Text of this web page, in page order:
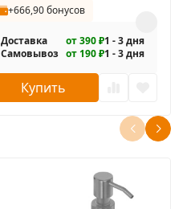
+666,90 бонусов
Доставка от 390 ₽1 - 3 дня
Самовывоз от 190 ₽1 - 3 дня
Купить